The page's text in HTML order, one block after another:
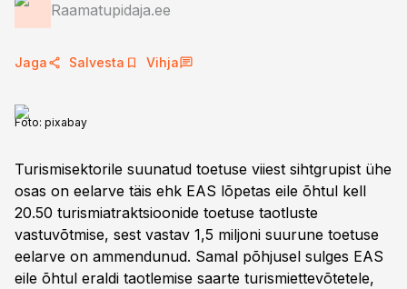
Raamatupidaja.ee
Jaga Salvesta Vihja
Foto: pixabay
Turismisektorile suunatud toetuse viiest sihtgrupist ühe
osas on eelarve täis ehk EAS lõpetas eile õhtul kell
20.50 turismiatraktsioonide toetuse taotluste
vastuvõtmise, sest vastav 1,5 miljoni suurune toetuse
eelarve on ammendunud. Samal põhjusel sulges EAS
eile õhtul eraldi taotlemise saarte turismiettevõtetele,